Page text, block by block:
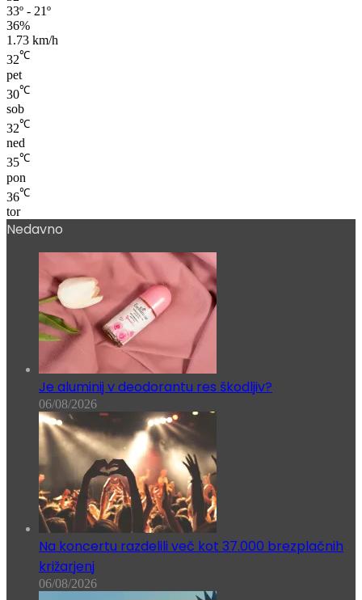
32℃
33º - 21º
36%
1.73 km/h
32℃
pet
30℃
sob
32℃
ned
35℃
pon
36℃
tor
Je aluminij v deodorantu res škodljiv?
06/08/2026
Na koncertu razdelili več kot 37.000 brezplačnih
križarjenj